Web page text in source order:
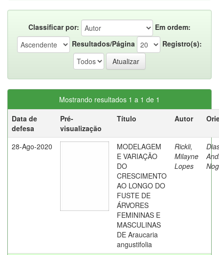
Classificar por:
Em ordem:
Resultados/Página
Registro(s):
Mostrando resultados 1 a 1 de 1
Data de
defesa
Pré-
visualização
Título Autor
28-Ago-2020
MODELAGEM
E VARIAÇÃO
DO
CRESCIMENTO
AO LONGO DO
FUSTE DE
ÁRVORES
FEMININAS E
MASCULINAS
DE Araucaria
angustifolia
Rickli,
Milayne
Lopes